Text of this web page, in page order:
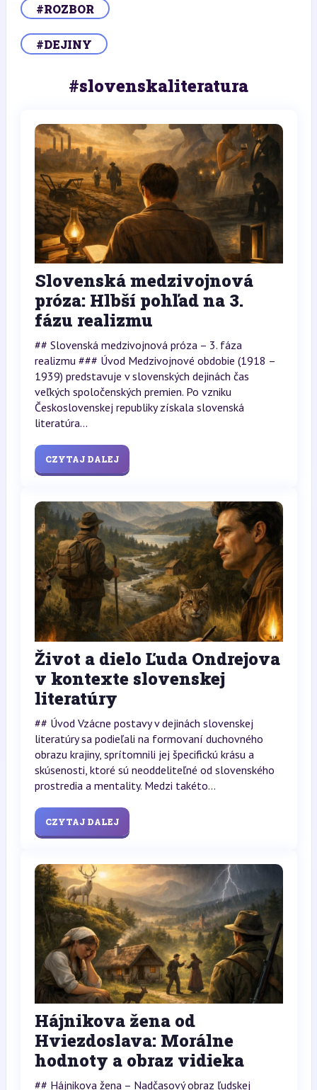
#ROZBOR
#DEJINY
#slovenskaliteratura
Slovenská medzivojnová
próza: Hlbší pohľad na 3.
fázu realizmu
## Slovenská medzivojnová próza – 3. fáza
realizmu ### Úvod Medzivojnové obdobie (1918 –
1939) predstavuje v slovenských dejinách čas
veľkých spoločenských premien. Po vzniku
Československej republiky získala slovenská
literatúra...
CZYTAJ DALEJ
Život a dielo Ľuda Ondrejova
v kontexte slovenskej
literatúry
## Úvod Vzácne postavy v dejinách slovenskej
literatúry sa podieľali na formovaní duchovného
obrazu krajiny, sprítomnili jej špecifickú krásu a
skúsenosti, ktoré sú neoddeliteľné od slovenského
prostredia a mentality. Medzi takéto...
CZYTAJ DALEJ
Hájnikova žena od
Hviezdoslava: Morálne
hodnoty a obraz vidieka
## Hájnikova žena – Nadčasový obraz ľudskej